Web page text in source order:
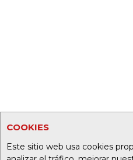
COOKIES
Este sitio web usa cookies